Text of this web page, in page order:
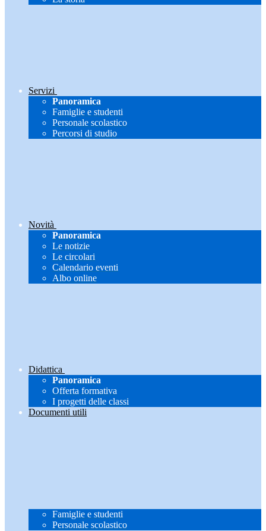
Servizi
Panoramica
Famiglie e studenti
Personale scolastico
Percorsi di studio
Novità
Panoramica
Le notizie
Le circolari
Calendario eventi
Albo online
Didattica
Panoramica
Offerta formativa
I progetti delle classi
Documenti utili
Famiglie e studenti
Personale scolastico